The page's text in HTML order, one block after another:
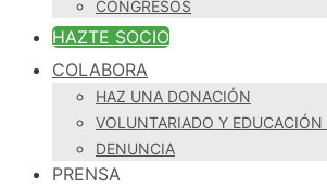
CONGRESOS
HAZTE SOCIO
COLABORA
HAZ UNA DONACIÓN
VOLUNTARIADO Y EDUCACIÓN
DENUNCIA
PRENSA